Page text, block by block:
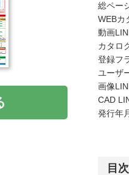
総ペー
WEBカ
動画
カタロ
登録フ
ユーザ
画像
CAD
発行年
目次